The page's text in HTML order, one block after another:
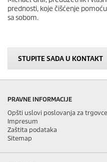
prednosti, koje čišćenje
sa sobom.
STUPITE SADA U KONTAKT
PRAVNE INFORMACIJE
Opšti uslovi poslovanja za trgovce
Impresum
Zaštita podataka
Sitemap